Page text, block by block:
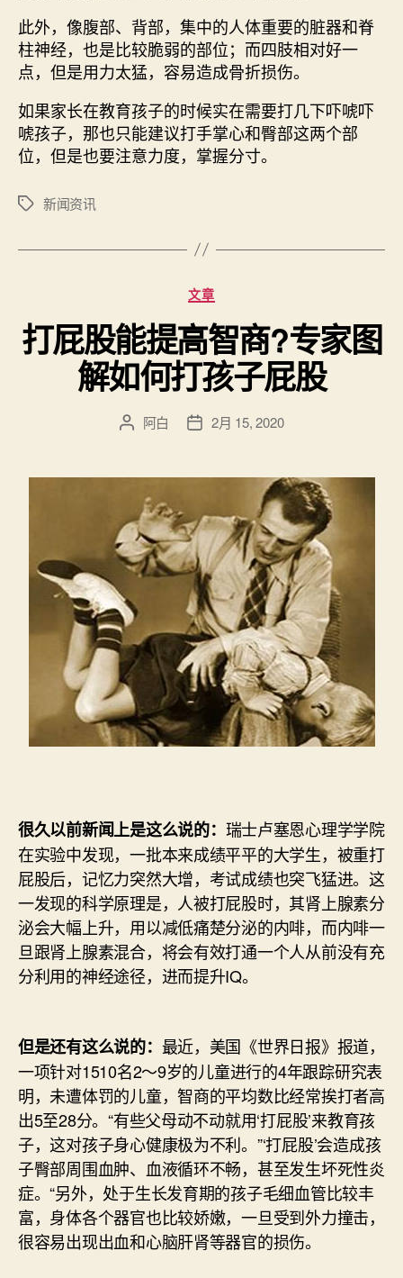
此外，像腹部、背部，集中的人体重要的脏器和脊
柱神经，也是比较脆弱的部位；而四肢相对好一
点，但是用力太猛，容易造成骨折损伤。
如果家长在教育孩子的时候实在需要打几下吓唬吓
唬孩子，那也只能建议打手掌心和臀部这两个部
位，但是也要注意力度，掌握分寸。
标
新闻资讯
分
类
文章
打屁股能提高智商?专家图
解如何打孩子屁股
文
者
阿白
发
期
2月 15, 2020
很久以前新闻上是这么说的： 瑞士卢塞恩心理学学院
在实验中发现，一批本来成绩平平的大学生，被重打
屁股后，记忆力突然大增，考试成绩也突飞猛进。这
一发现的科学原理是，人被打屁股时，其肾上腺素分
泌会大幅上升，用以减低痛楚分泌的内啡，而内啡一
旦跟肾上腺素混合，将会有效打通一个人从前没有充
分利用的神经途径，进而提升IQ。
但是还有这么说的： 最近，美国《世界日报》报道，
一项针对1510名2～9岁的儿童进行的4年跟踪研究表
明，未遭体罚的儿童，智商的平均数比经常挨打者高
出5至28分。“有些父母动不动就用‘打屁股’来教育孩
子，这对孩子身心健康极为不利。”‘打屁股’会造成孩
子臀部周围血肿、血液循环不畅，甚至发生坏死性炎
症。“另外，处于生长发育期的孩子毛细血管比较丰
富，身体各个器官也比较娇嫩，一旦受到外力撞击，
很容易出现出血和心脑肝肾等器官的损伤。